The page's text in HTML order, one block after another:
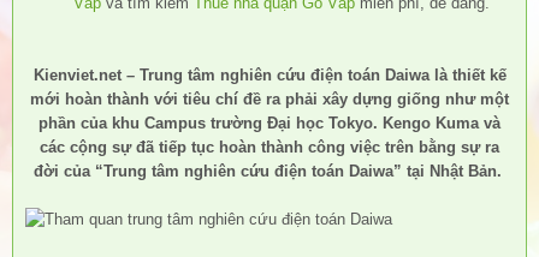
Kienviet.net – Trung tâm nghiên cứu điện toán Daiwa là thiết kế
mới hoàn thành với tiêu chí đề ra phải xây dựng giống như một
phần của khu Campus trường Đại học Tokyo. Kengo Kuma và
các cộng sự đã tiếp tục hoàn thành công việc trên bằng sự ra
đời của “Trung tâm nghiên cứu điện toán Daiwa” tại Nhật Bản.